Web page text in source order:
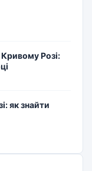
Розі:
як знайти